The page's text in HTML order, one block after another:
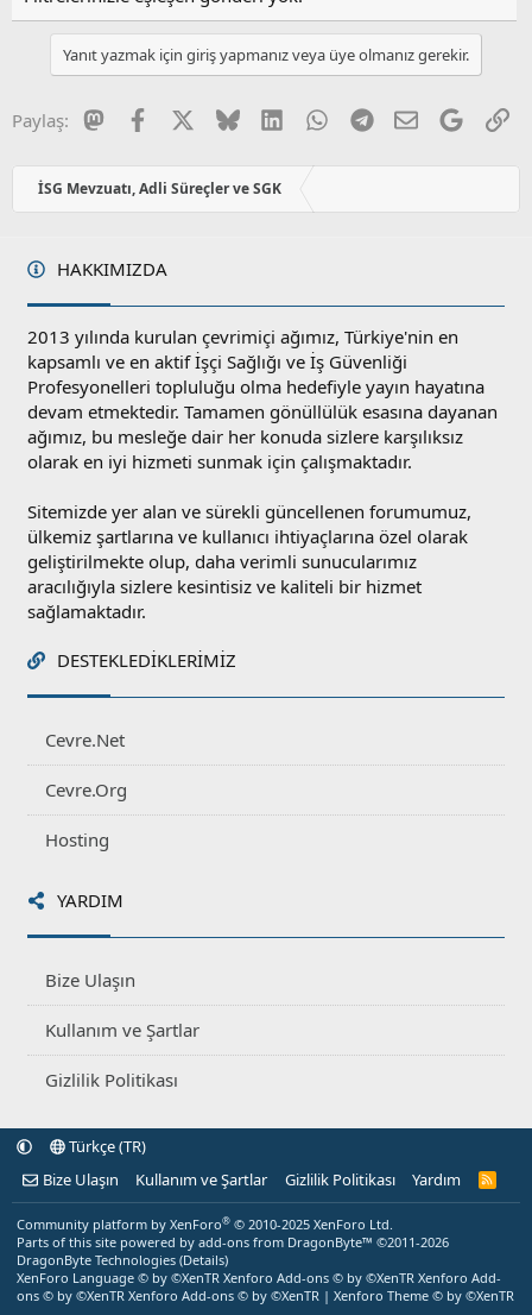
Yanıt yazmak için giriş yapmanız veya üye olmanız gerekir.
Paylaş: MastodonFacebook BlueskyLinkedInWhatsAppTelegram
E-postaGoogle
İSG Mevzuatı, Adli Süreçler ve SGK
HAKKIMIZDA
2013 yılında kurulan çevrimiçi ağımız, Türkiye'nin en
kapsamlı ve en aktif İşçi Sağlığı ve İş Güvenliği
Profesyonelleri topluluğu olma hedefiyle yayın hayatına
devam etmektedir. Tamamen gönüllülük esasına dayanan
ağımız, bu mesleğe dair her konuda sizlere karşılıksız
olarak en iyi hizmeti sunmak için çalışmaktadır.
Sitemizde yer alan ve sürekli güncellenen forumumuz,
ülkemiz şartlarına ve kullanıcı ihtiyaçlarına özel olarak
geliştirilmekte olup, daha verimli sunucularımız
aracılığıyla sizlere kesintisiz ve kaliteli bir hizmet
sağlamaktadır.
DESTEKLEDIKLERIMIZ
Cevre.Net
Cevre.Org
Hosting
YARDIM
Bize Ulaşın
Kullanım ve Şartlar
Gizlilik Politikası
Türkçe (TR)
Bize Ulaşın
Kullanım ve Şartlar Gizlilik Politikası Yardım
R
Community platform by XenForo® © 2010-2025 XenForo Ltd.
Parts of this site powered by add-ons from DragonByte™ ©2011-2026
DragonByte Technologies (Details)
XenForo Language © by ©XenTR Xenforo Add-ons © by ©XenTR Xenforo Add-
ons © by ©XenTR Xenforo Add-ons © by ©XenTR | Xenforo Theme © by ©XenTR